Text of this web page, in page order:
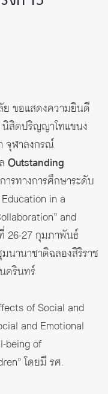
ขอแสดงความยินดี
นิสิตปริญญาโทแขนง
จุฬาลงกรณ์
Outstanding
ารทางการศึกษาระดับ
in a
and
26-27 กุมภาพันธ์
นานาชาติฉลองสิริราช
ครินทร์
of Social and
and Emotional
being of
โดยมี รศ.